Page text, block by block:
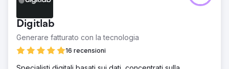
Digitlab
Generare fatturato con la tecnologia
16 recensioni